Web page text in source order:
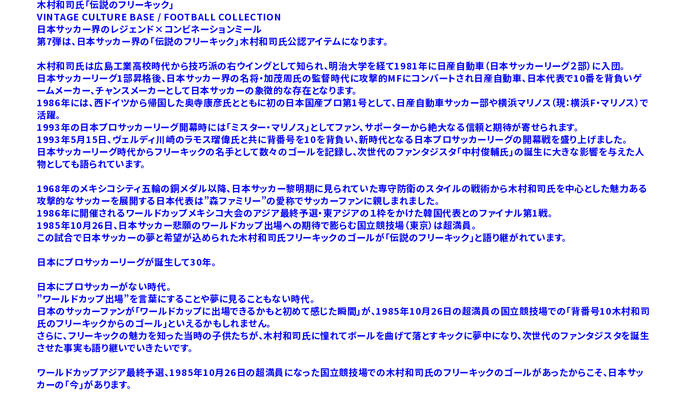
木村和司氏「伝説のフリーキック」
VINTAGE CULTURE BASE / FOOTBALL COLLECTION
日本サッカー界のレジェンド×コンビネーションミール
第7弾は、日本サッカー界の「伝説のフリーキック」木村和司氏公認アイテムになります。
木村和司氏は広島工業高校時代から技巧派の右ウイングとして知られ、明治大学を経て1981年に日産自動車（日本サッカーリーグ２部）に入団。
日本サッカーリーグ1部昇格後、日本サッカー界の名将・加茂周氏の監督時代に攻撃的MFにコンバートされ日産自動車、日本代表で10番を背負いゲ
ームメーカー、チャンスメーカーとして日本サッカーの象徴的な存在となります。
1986年には、西ドイツから帰国した奥寺康彦氏とともに初の日本国産プロ第1号として、日産自動車サッカー部や横浜マリノス（現：横浜F・マリノス）で
活躍。
1993年の日本プロサッカーリーグ開幕時には「ミスター・マリノス」としてファン、サポーターから絶大なる信頼と期待が寄せられます。
1993年5月15日、ヴェルディ川崎のラモス瑠偉氏と共に背番号を10を背負い、新時代となる日本プロサッカーリーグの開幕戦を盛り上げました。
日本サッカーリーグ時代からフリーキックの名手として数々のゴールを記録し、次世代のファンタジスタ「中村俊輔氏」の誕生に大きな影響を与えた人
物としても語られています。
1968年のメキシコシティ五輪の銅メダル以降、日本サッカー黎明期に見られていた専守防衛のスタイルの戦術から木村和司氏を中心とした魅力ある
攻撃的なサッカーを展開する日本代表は”森ファミリー”の愛称でサッカーファンに親しまれました。
1986年に開催されるワールドカップメキシコ大会のアジア最終予選・東アジアの１枠をかけた韓国代表とのファイナル第1戦。
1985年10月26日、日本サッカー悲願のワールドカップ出場への期待で膨らむ国立競技場（東京）は超満員。
この試合で日本サッカーの夢と希望が込められた木村和司氏フリーキックのゴールが「伝説のフリーキック」と語り継がれています。
日本にプロサッカーリーグが誕生して30年。
日本にプロサッカーがない時代。
”ワールドカップ出場”を言葉にすることや夢に見ることもない時代。
日本のサッカーファンが「ワールドカップに出場できるかもと初めて感じた瞬間」が、1985年10月26日の超満員の国立競技場での「背番号10木村和司
氏のフリーキックからのゴール」といえるかもしれません。
さらに、フリーキックの魅力を知った当時の子供たちが、木村和司氏に憧れてボールを曲げて落とすキックに夢中になり、次世代のファンタジスタを誕生
させた事実も語り継いでいきたいです。
ワールドカップアジア最終予選、1985年10月26日の超満員になった国立競技場での木村和司氏のフリーキックのゴールがあったからこそ、日本サッ
カーの「今」があります。